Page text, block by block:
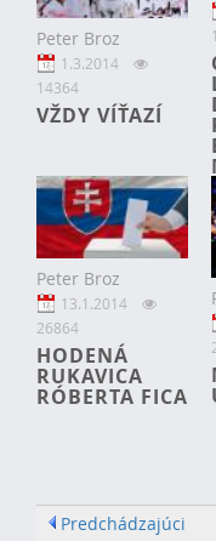
Peter Broz
1.3.2014
14364
VŽDY VÍŤAZÍ
Peter Broz
13.1.2014
26864
HODENÁ
RUKAVICA
RÓBERTA FICA
Predchádzajúci